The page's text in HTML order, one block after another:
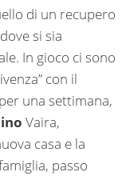
di un recupero
si sia
In gioco ci sono
con il
una settimana,
Vaira,
casa e la
passo